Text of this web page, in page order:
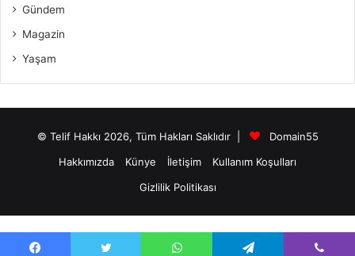
Gündem
Magazin
Yaşam
© Telif Hakkı 2026, Tüm Hakları Saklıdır |
Domain55
Hakkımızda
Künye İletişim
Kullanım Koşulları
Gizlilik Politikası